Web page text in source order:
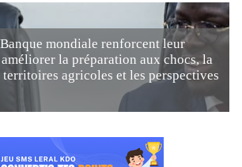
mondiale renforcent leur
la préparation aux chocs, la
agricoles et les perspectives